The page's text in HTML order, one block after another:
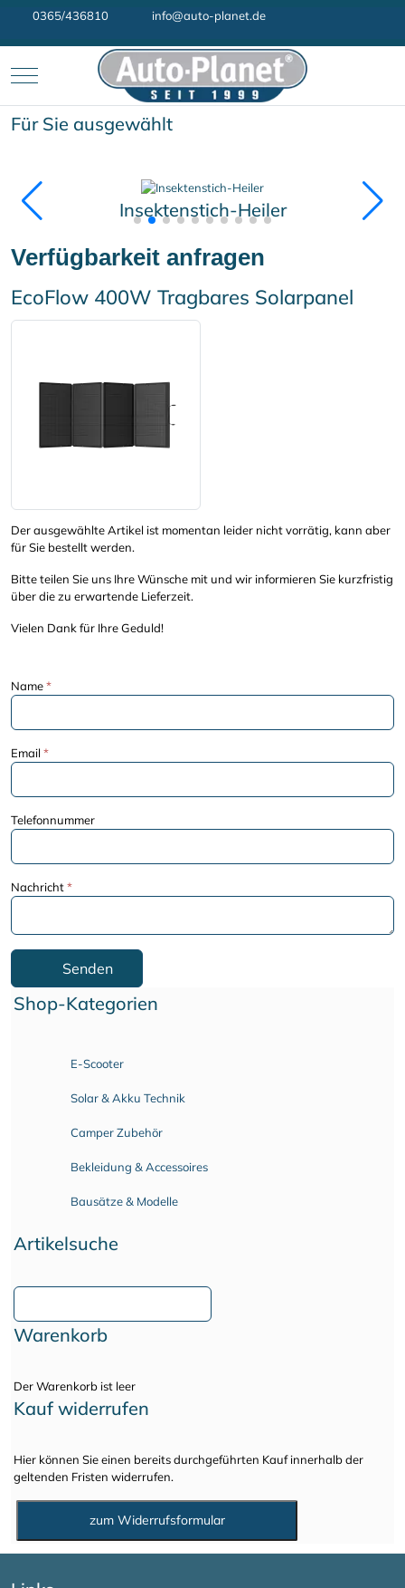
0365/436810 info@auto-planet.de
Mobile Menu Toggle
Für Sie ausgewählt
Insektenstich-Heiler
Verfügbarkeit anfragen
EcoFlow 400W Tragbares Solarpanel
Der ausgewählte Artikel ist momentan leider nicht vorrätig, kann aber
für Sie bestellt werden.
Bitte teilen Sie uns Ihre Wünsche mit und wir informieren Sie kurzfristig
über die zu erwartende Lieferzeit.
Vielen Dank für Ihre Geduld!
Name*
Email *
Telefonnummer
Nachricht*
Senden
Shop-Kategorien
E-Scooter
Solar & Akku Technik
Camper Zubehör
Bekleidung & Accessoires
Bausätze & Modelle
Artikelsuche
Warenkorb
Der Warenkorb ist leer
Kauf widerrufen
Hier können Sie einen bereits durchgeführten Kauf innerhalb der
geltenden Fristen widerrufen.